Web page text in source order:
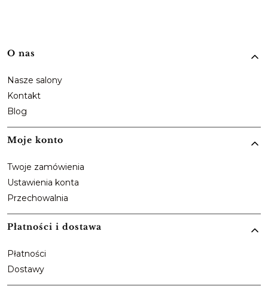
Linki w stopce
O nas
Nasze salony
Kontakt
Blog
Moje konto
Twoje zamówienia
Ustawienia konta
Przechowalnia
Płatności i dostawa
Płatności
Dostawy